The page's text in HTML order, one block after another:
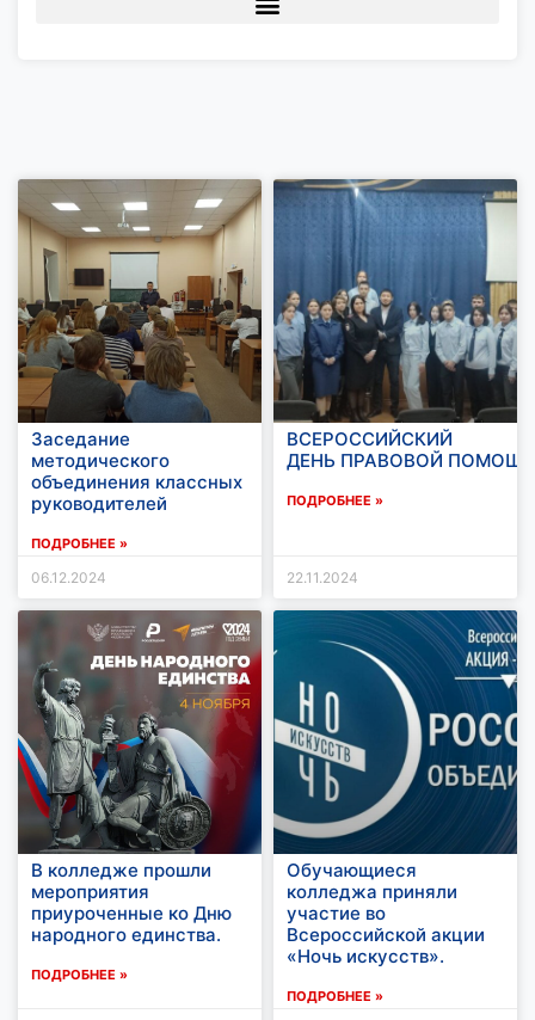
Заседание
методического
объединения классных
руководителей
ПОДРОБНЕЕ »
06.12.2024
ВСЕРОССИЙСКИЙ
ДЕНЬ ПРАВОВОЙ
ПОДРОБНЕЕ »
22.11.2024
В колледже прошли
мероприятия
приуроченные ко Дню
народного единства.
ПОДРОБНЕЕ »
Обучающиеся
колледжа приняли
участие во
Всероссийской акции
«Ночь искусств».
ПОДРОБНЕЕ »